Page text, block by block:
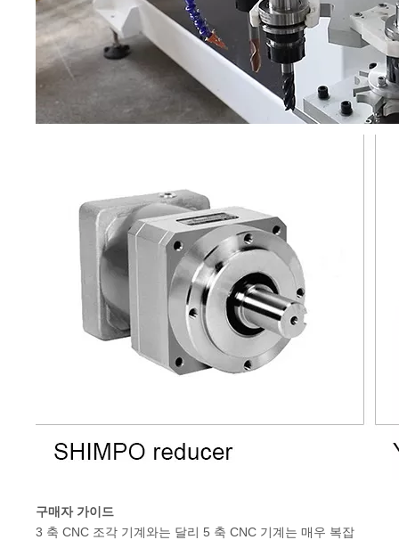
구매자 가이드
3 축 CNC 조각 기계와는 달리 5 축 CNC 기계는 매우 복잡